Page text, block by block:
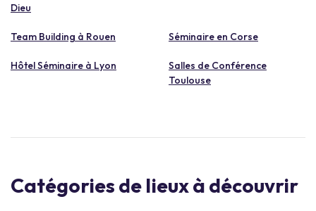
Dieu
Team Building à Rouen Séminaire en Corse
Hôtel Séminaire à Lyon
Salles de Conférence
Toulouse
Catégories de lieux à découvrir